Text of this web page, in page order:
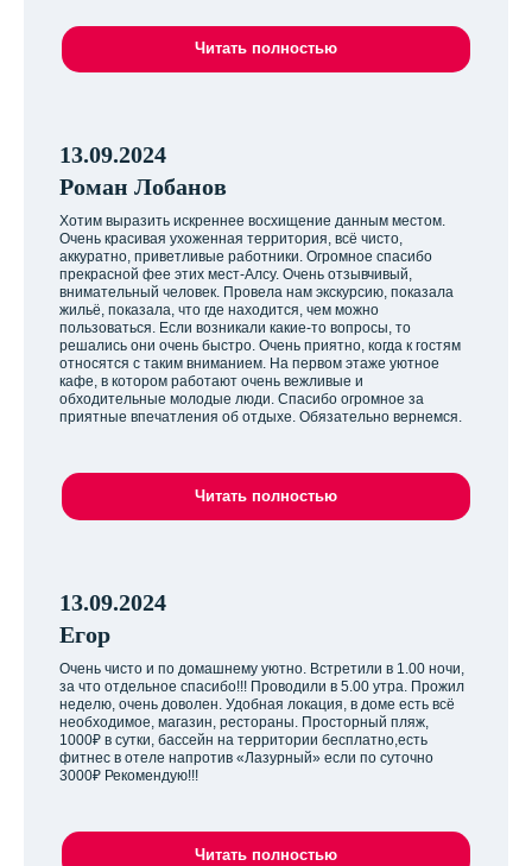
Читать полностью
13.09.2024
Роман Лобанов
Хотим выразить искреннее восхищение данным местом.
Очень красивая ухоженная территория, всё чисто,
аккуратно, приветливые работники. Огромное спасибо
прекрасной фее этих мест-Алсу. Очень отзывчивый,
внимательный человек. Провела нам экскурсию, показала
жильё, показала, что где находится, чем можно
пользоваться. Если возникали какие-то вопросы, то
решались они очень быстро. Очень приятно, когда к гостям
относятся с таким вниманием. На первом этаже уютное
кафе, в котором работают очень вежливые и
обходительные молодые люди. Спасибо огромное за
приятные впечатления об отдыхе. Обязательно вернемся.
Читать полностью
13.09.2024
Егор
Очень чисто и по домашнему уютно. Встретили в 1.00 ночи,
за что отдельное спасибо!!! Проводили в 5.00 утра. Прожил
неделю, очень доволен. Удобная локация, в доме есть всё
необходимое, магазин, рестораны. Просторный пляж,
1000₽ в сутки, бассейн на территории бесплатно,есть
фитнес в отеле напротив «Лазурный» если по суточно
3000₽ Рекомендую!!!
Читать полностью